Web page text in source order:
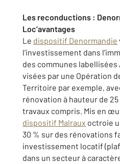
Les reconductions :
Loc’avantages
Le dispositif Denormandie
l’investissement dans
des communes
visées par une Opération
Territoire par exemple,
rénovation à hauteur de 25
travaux compris. Mis en
dispositif Malraux octroie
30 % sur des rénovations
investissement locatif
dans un secteur à